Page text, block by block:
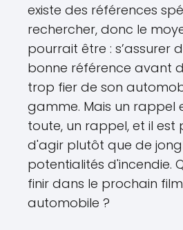
existe des références
rechercher, donc le
pourrait être : s’assurer
bonne référence avant
trop fier de son
gamme. Mais un rappel
toute, un rappel, et il est
d'agir plutôt que de
potentialités d'incendie.
finir dans le prochain
automobile ?